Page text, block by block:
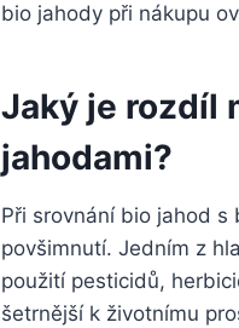
‌bio ​jahody při ⁤nákupu
Jaký je⁤ rozdíl⁣
jahodami?
Při srovnání bio​ jahod s
povšimnutí. Jedním⁣ z
použití pesticidů,
šetrnější​ k životnímu